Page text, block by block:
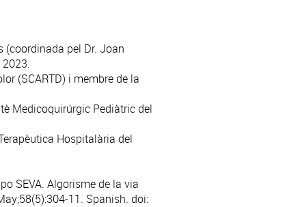
(coordinada pel Dr. Joan
2023.
(SCARTD) i membre de la
Medicoquirúrgic Pediàtric del
Hospitalària del
SEVA. Algorisme de la via
11. Spanish. doi: